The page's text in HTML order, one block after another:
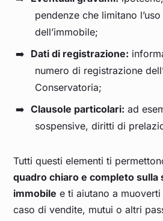
pendenze che limitano
dell’immobile;
Dati di registrazione:
numero di registrazione
Conservatoria;
Clausole particolari: ad
sospensive, diritti di
Tutti questi elementi ti
quadro chiaro e completo sulla
immobile e ti aiutano a
caso di vendite, mutui o altri